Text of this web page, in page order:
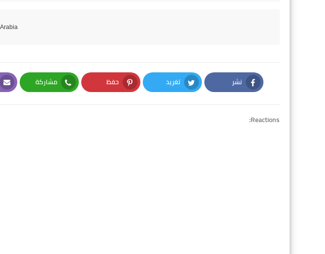
نشر
Facebook
تغريد
Twitter
حفظ
Pinterest
مشاركة
Whatsapp
Reactions: